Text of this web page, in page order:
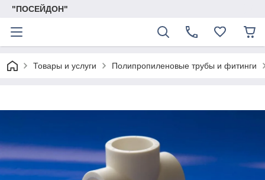
"ПОСЕЙДОН"
Товары и услуги Полипропиленовые трубы и фитинги